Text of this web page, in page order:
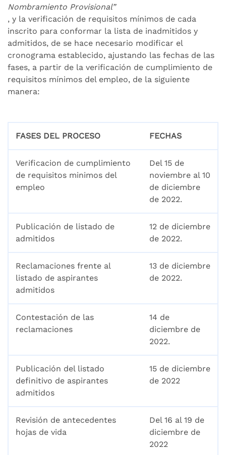
Nombramiento Provisional”
, y la verificación de requisitos mínimos de cada
inscrito para conformar la lista de inadmitidos y
admitidos, de se hace necesario modificar el
cronograma establecido, ajustando las fechas de las
fases, a partir de la verificación de cumplimiento de
requisitos mínimos del empleo, de la siguiente
manera:
FASES DEL PROCESO FECHAS
Verificacion de cumplimiento
de requisitos minimos del
empleo
Del 15 de
noviembre al 10
de diciembre
de 2022.
Publicación de listado de
admitidos
12 de diciembre
de 2022.
Reclamaciones frente al
listado de aspirantes
admitidos
13 de diciembre
de 2022.
Contestación de las
reclamaciones
14 de
diciembre de
2022.
Publicación del listado
definitivo de aspirantes
admitidos
15 de diciembre
de 2022
Revisión de antecedentes
hojas de vida
Del 16 al 19 de
diciembre de
2022